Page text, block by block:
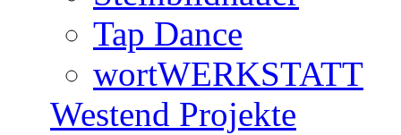
Tap Dance
wortWERKSTATT
Westend Projekte